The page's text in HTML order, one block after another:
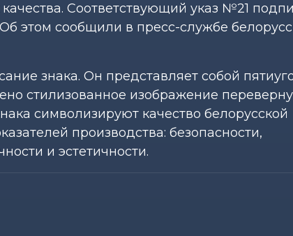
Соответствующий указ №21
этом сообщили в пресс-службе
знака. Он представляет собой
стилизованное изображение
символизируют качество белорусской
производства: безопасности,
и эстетичности.